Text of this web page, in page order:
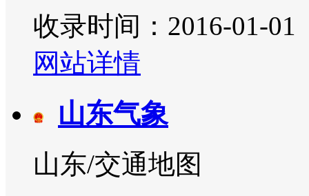
收录时间：2016-01-01
网站详情
山东气象
山东/交通地图